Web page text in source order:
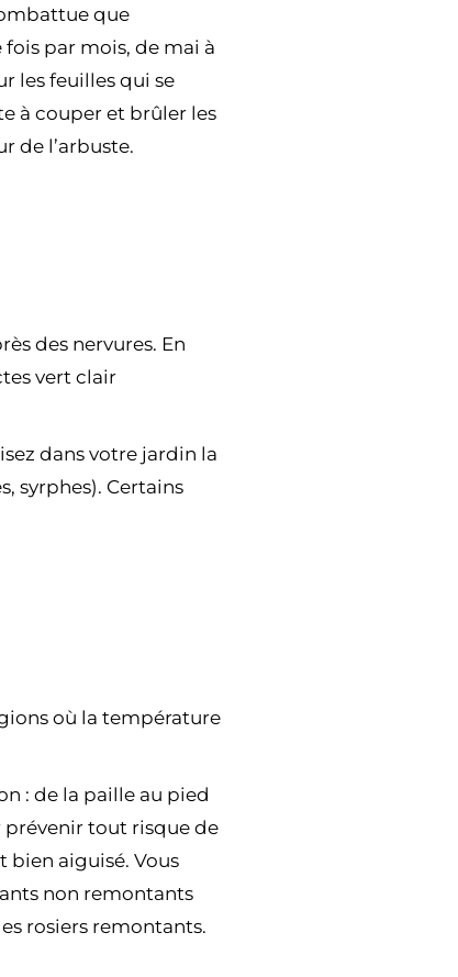
que
par mois, de mai à
les feuilles qui se
à couper et brûler les
de l’arbuste.
des nervures. En
vert clair
dans votre jardin la
syrphes). Certains
où la température
: de la paille au pied
tout risque de
bien aiguisé. Vous
non remontants
rosiers remontants.